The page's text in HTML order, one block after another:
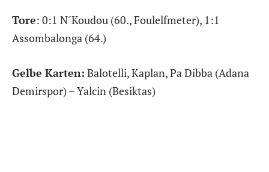
Tore: 0:1 N´Koudou (60., Foulelfmeter), 1:1
Assombalonga (64.)
Gelbe Karten: Balotelli, Kaplan, Pa Dibba (Adana
Demirspor) – Yalcin (Besiktas)